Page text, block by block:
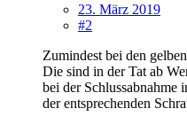
23. März 2019
#2
Zumindest bei den
Die sind in der Tat ab
bei der Schlussabnahme
der entsprechenden